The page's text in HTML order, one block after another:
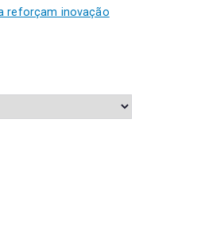
reforçam inovação